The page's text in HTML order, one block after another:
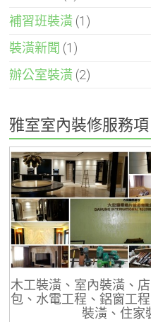
補習班裝潢 (1)
裝潢新聞 (1)
辦公室裝潢 (2)
雅室室內裝修服務項
木工裝潢、室內裝潢、
包、水電工程、鋁窗工
裝潢、住家